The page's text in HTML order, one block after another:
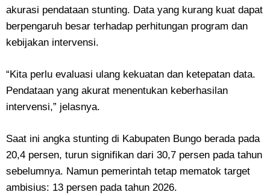
akurasi pendataan stunting. Data yang kurang kuat dapat
berpengaruh besar terhadap perhitungan program dan
kebijakan intervensi.
“Kita perlu evaluasi ulang kekuatan dan ketepatan data.
Pendataan yang akurat menentukan keberhasilan
intervensi,” jelasnya.
Saat ini angka stunting di Kabupaten Bungo berada pada
20,4 persen, turun signifikan dari 30,7 persen pada tahun
sebelumnya. Namun pemerintah tetap mematok target
ambisius: 13 persen pada tahun 2026.